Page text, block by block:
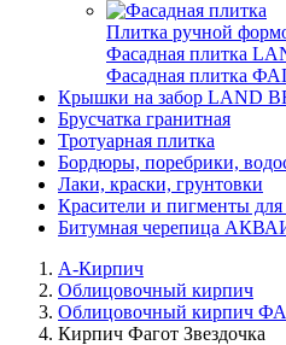
Плитка ручной
Фасадная плитка
Фасадная плитка
Крышки на забор LAND
Брусчатка гранитная
Тротуарная плитка
Бордюры, поребрики,
Лаки, краски, грунтовки
Красители и пигменты для
Битумная черепица
А-Кирпич
Облицовочный кирпич
Облицовочный кирпич
Кирпич Фагот Звездочка